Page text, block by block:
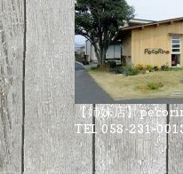
【姉妹店】
TEL 058-231-